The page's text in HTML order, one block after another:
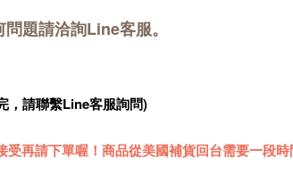
問題請洽詢Line客服。
，請聯繫Line客服詢問)
再請下單喔！商品從美國補貨回台需要一段時